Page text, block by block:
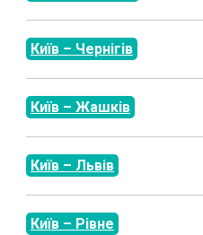
Київ – Чернігів
Київ – Жашків
Київ – Львів
Київ – Рівне